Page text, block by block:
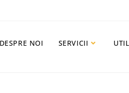
DESPRE NOI SERVICII